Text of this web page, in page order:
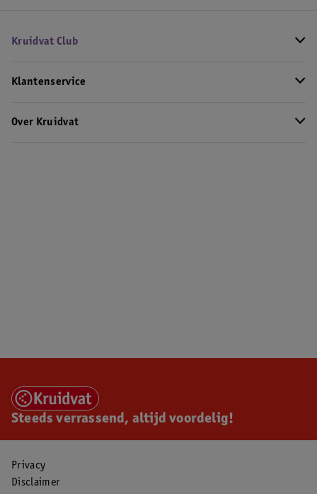
Kruidvat Club
Klantenservice
Over Kruidvat
Steeds verrassend, altijd voordelig!
Privacy
Disclaimer